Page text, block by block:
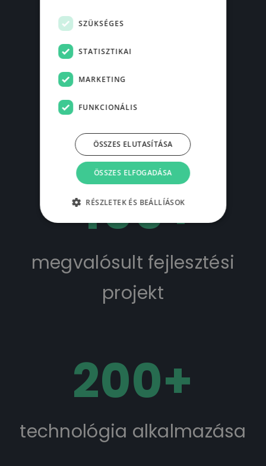
20
400+
megvalósult fejlesztési
projekt
200+
technológia alkalmazása
SZÜKSÉGES
STATISZTIKAI
MARKETING
FUNKCIONÁLIS
ÖSSZES ELFOGADÁSA
ÖSSZES ELUTASÍTÁSA
RÉSZLETEK ÉS BEÁLLÍÁSOK